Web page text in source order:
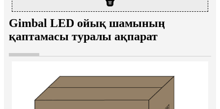
Gimbal LED ойық шамының
қаптамасы туралы ақпарат